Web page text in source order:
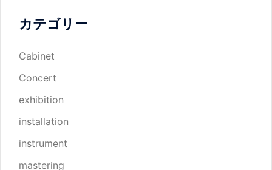
カテゴリー
Cabinet
Concert
exhibition
installation
instrument
mastering